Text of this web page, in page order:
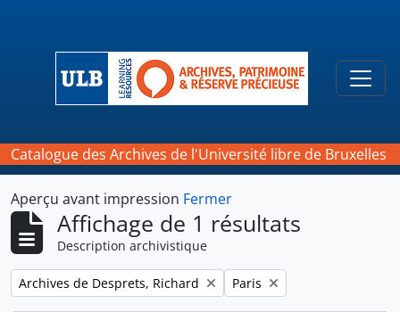
Catalogue des Archives de l'Université libre de Bruxelles
Aperçu avant impression Fermer
Affichage de 1 résultats
Description archivistique
Remove filter:
Archives de Desprets, Richard Remove filter:
Paris